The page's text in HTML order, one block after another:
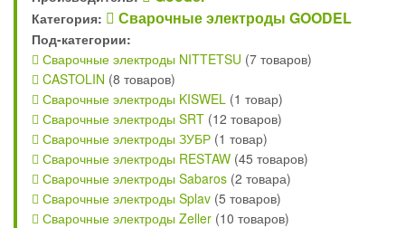
Категория: Сварочные электроды GOODEL
Под-категории:
Сварочные электроды NITTETSU (7 товаров)
CASTOLIN (8 товаров)
Сварочные электроды KISWEL (1 товар)
Сварочные электроды SRT (12 товаров)
Сварочные электроды ЗУБР (1 товар)
Сварочные электроды RESTAW (45 товаров)
Сварочные электроды Sabaros (2 товара)
Сварочные электроды Splav (5 товаров)
Сварочные электроды Zeller (10 товаров)